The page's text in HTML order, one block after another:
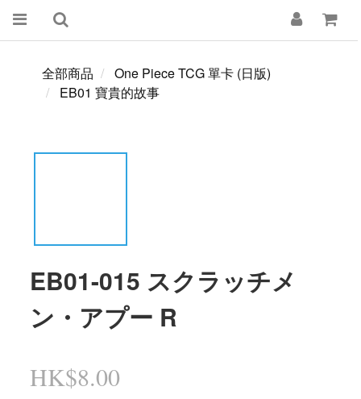
全部商品
One Piece TCG 單卡 (日版)
EB01 寶貴的故事
EB01-015 スクラッチメ
ン・アプー R
HK$8.00